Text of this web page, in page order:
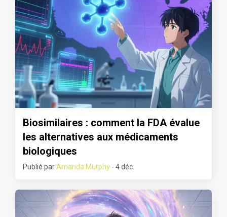
Biosimilaires : comment la FDA évalue
les alternatives aux médicaments
biologiques
Publié parAmanda Murphy - 4 déc.